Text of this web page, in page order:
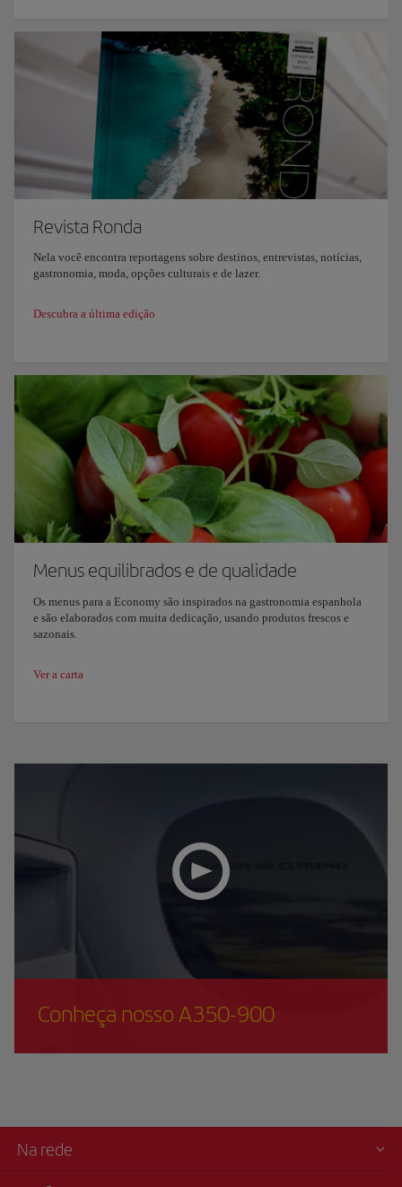
Revista Ronda
Nela você encontra reportagens sobre destinos, entrevistas, notícias,
gastronomia, moda, opções culturais e de lazer.
Descubra a última edição
Menus equilibrados e de qualidade
Os menus para a Economy são inspirados na gastronomia espanhola
e são elaborados com muita dedicação, usando produtos frescos e
sazonais.
Ver a carta
Conheça nosso A350-900
Na rede